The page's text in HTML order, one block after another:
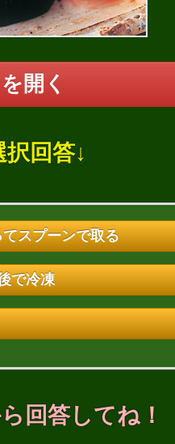
開く
回答↓
てスプーンで取る
で冷凍
回答してね！